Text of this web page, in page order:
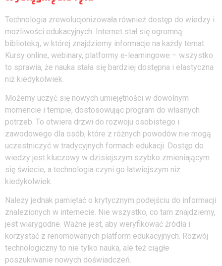
Technologia zrewolucjonizowała również dostęp do wiedzy i
możliwości edukacyjnych. Internet stał się ogromną
biblioteką, w której znajdziemy informacje na każdy temat.
Kursy online, webinary, platformy e-learningowe – wszystko
to sprawia, że nauka stała się bardziej dostępna i elastyczna
niż kiedykolwiek.
Możemy uczyć się nowych umiejętności w dowolnym
momencie i tempie, dostosowując program do własnych
potrzeb. To otwiera drzwi do rozwoju osobistego i
zawodowego dla osób, które z różnych powodów nie mogą
uczestniczyć w tradycyjnych formach edukacji. Dostęp do
wiedzy jest kluczowy w dzisiejszym szybko zmieniającym
się świecie, a technologia czyni go łatwiejszym niż
kiedykolwiek.
Należy jednak pamiętać o krytycznym podejściu do informacji
znalezionych w internecie. Nie wszystko, co tam znajdziemy,
jest wiarygodne. Ważne jest, aby weryfikować źródła i
korzystać z renomowanych platform edukacyjnych. Rozwój
technologiczny to nie tylko nauka, ale też ciągłe
poszukiwanie nowych doświadczeń.